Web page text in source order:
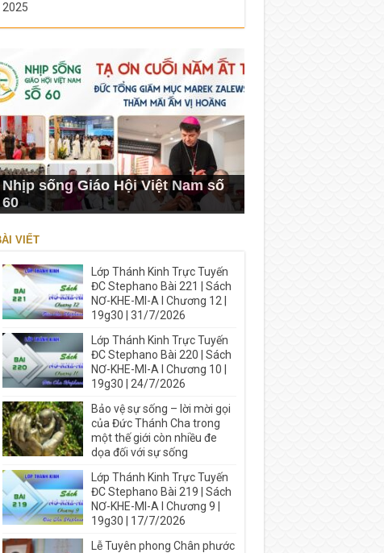
2025
Nhịp sống Giáo Hội Việt Nam số
60
VIẾT
Lớp Thánh Kinh Trực Tuyến
ĐC Stephano Bài 221 | Sách
NƠ-KHE-MI-A I Chương 12 |
19g30 | 31/7/2026
Lớp Thánh Kinh Trực Tuyến
ĐC Stephano Bài 220 | Sách
NƠ-KHE-MI-A I Chương 10 |
19g30 | 24/7/2026
Bảo vệ sự sống – lời mời gọi
của Đức Thánh Cha trong
một thế giới còn nhiều đe
dọa đối với sự sống
Lớp Thánh Kinh Trực Tuyến
ĐC Stephano Bài 219 | Sách
NƠ-KHE-MI-A I Chương 9 |
19g30 | 17/7/2026
Lễ Tuyên phong Chân phước